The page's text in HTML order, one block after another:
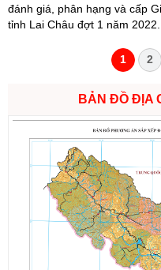
đánh giá, phân hạng và cấp
tỉnh Lai Châu đợt 1 năm 2022.
1 2
BẢN ĐỒ ĐỊA